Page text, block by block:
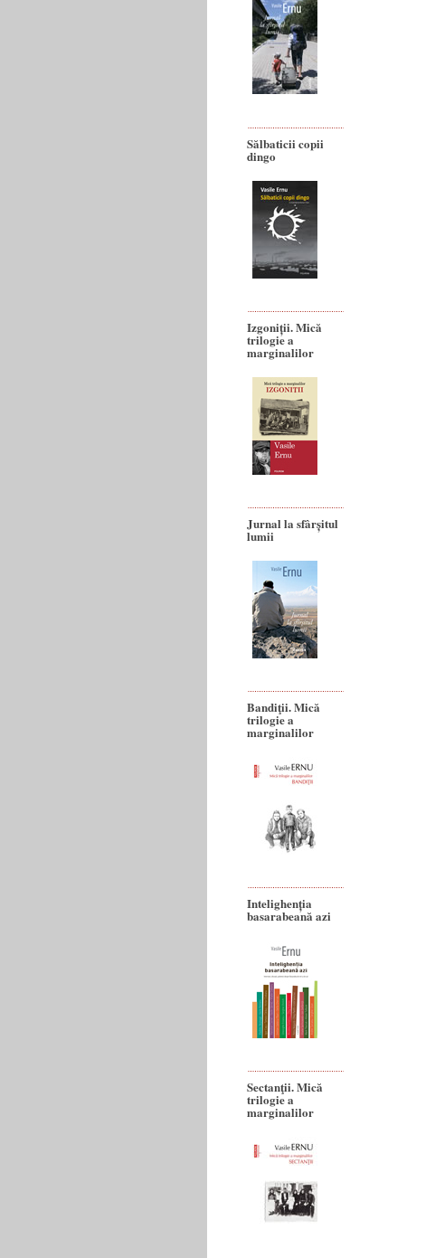
Sălbaticii copii
dingo
Izgoniții. Mică
trilogie a
marginalilor
Jurnal la sfârșitul
lumii
Bandiţii. Mică
trilogie a
marginalilor
Intelighenția
basarabeană azi
Sectanţii. Mică
trilogie a
marginalilor